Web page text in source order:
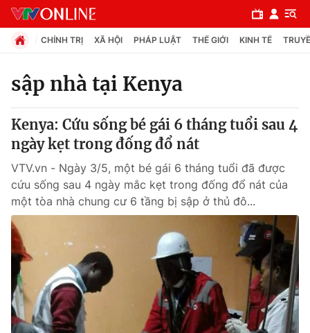
Chuyên mục
Chính trị
Xã hội
Pháp luật
Y tế
Thế giới
Tin tức
CHÍNH TRỊ XÃ HỘI PHÁP LUẬT THẾ GIỚI KINH TẾ
sập nhà tại Kenya
Kenya: Cứu sống bé gái 6 tháng tuổi sau 4
ngày kẹt trong đống đổ nát
VTV.vn - Ngày 3/5, một bé gái 6 tháng tuổi đã được
cứu sống sau 4 ngày mắc kẹt trong đống đổ nát của
một tòa nhà chung cư 6 tầng bị sập ở thủ đô...